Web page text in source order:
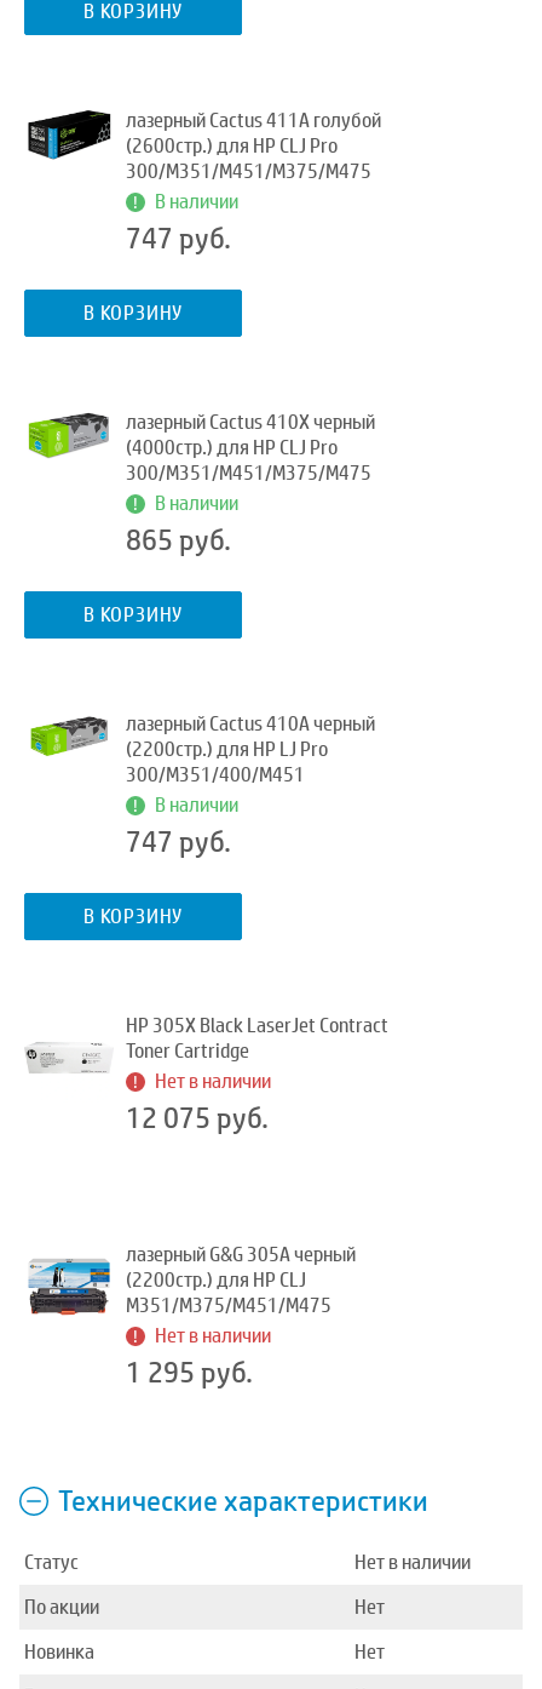
В КОРЗИНУ
лазерный Cactus 411A голубой
(2600стр.) для HP CLJ Pro
300/M351/M451/M375/M475
В наличии
747 руб.
В КОРЗИНУ
лазерный Cactus 410X черный
(4000стр.) для HP CLJ Pro
300/M351/M451/M375/M475
В наличии
865 руб.
В КОРЗИНУ
лазерный Cactus 410A черный
(2200стр.) для HP LJ Pro
300/M351/400/M451
В наличии
747 руб.
В КОРЗИНУ
HP 305X Black LaserJet Contract
Toner Cartridge
Нет в наличии
12 075 руб.
лазерный G&G 305A черный
(2200стр.) для HP CLJ
M351/M375/M451/M475
Нет в наличии
1 295 руб.
Технические характеристики
Статус
Нет в наличии
По акции
Нет
Новинка
Нет